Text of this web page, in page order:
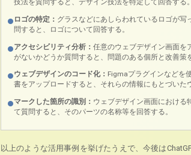
技法を質問すると、デザイン技法を特定して回答する。
ロゴの特定： グラスなどにあしらわれているロゴが
問すると、ロゴについて回答する。
アクセシビリティ分析： 任意のウェブデザイン画面を
がないかどうか質問すると、問題のある個所と改善策
ウェブデザインのコード化： Figmaプラグインなどを
書をアップロードすると、それらの情報にもとづいた
マークした箇所の識別： ウェブデザイン画面における
て質問すると、そのパーツの名称等を回答する。
以上のような活用事例を挙げたうえで、今後は